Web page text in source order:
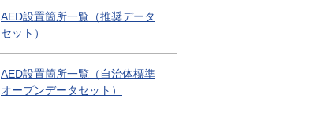
AED設置箇所一覧（推奨データ
セット）
AED設置箇所一覧（自治体標準
オープンデータセット）